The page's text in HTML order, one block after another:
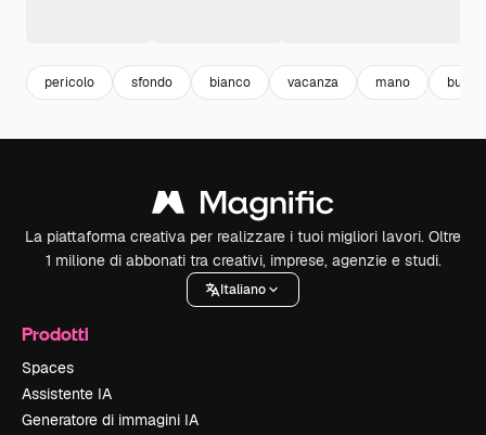
pericolo sfondo bianco vacanza mano buio
La piattaforma creativa per realizzare i tuoi migliori lavori. Oltre
1 milione di abbonati tra creativi, imprese, agenzie e studi.
Italiano
Prodotti
Spaces
Assistente IA
Generatore di immagini IA